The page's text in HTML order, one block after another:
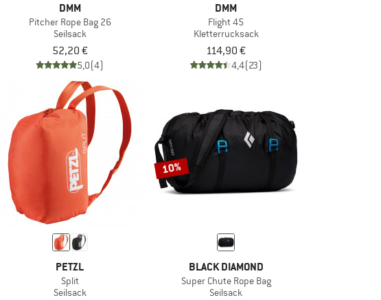
DMM
Pitcher Rope Bag 26
Seilsack
52,20 €
5,0(4)
DMM
Flight 45
Kletterrucksack
114,90 €
4,4(23)
PETZL
Split
Seilsack
10%
BLACK DIAMOND
Super Chute Rope Bag
Seilsack